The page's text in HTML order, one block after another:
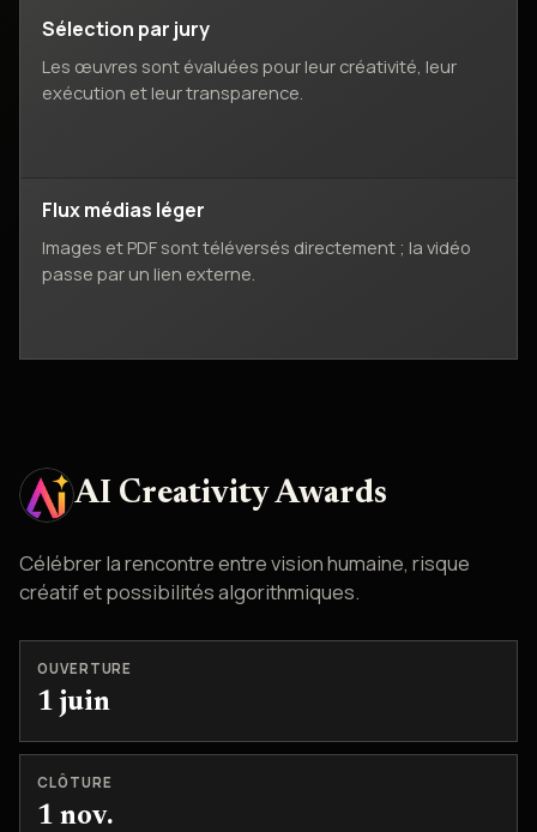
Sélection par jury
Les œuvres sont évaluées pour leur créativité, leur
exécution et leur transparence.
Flux médias léger
Images et PDF sont téléversés directement ; la vidéo
passe par un lien externe.
AI Creativity Awards
Célébrer la rencontre entre vision humaine, risque
créatif et possibilités algorithmiques.
OUVERTURE
1 juin
CLÔTURE
1 nov.